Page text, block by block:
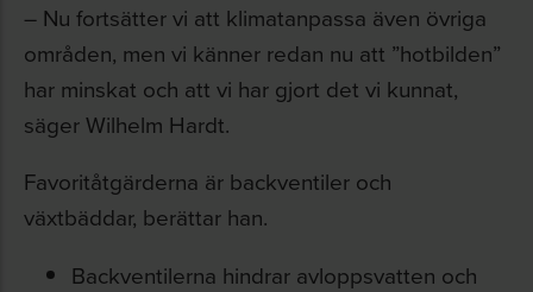
– Nu fortsätter vi att klimatanpassa även övriga
områden, men vi känner redan nu att ”hotbilden”
har minskat och att vi har gjort det vi kunnat,
säger Wilhelm Hardt.
Favoritåtgärderna är backventiler och
växtbäddar, berättar han.
Backventilerna hindrar avloppsvatten och